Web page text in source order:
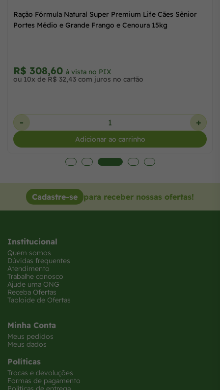
-
Cadastre-se para receber nossas ofertas!
Institucional
Quem somos
Dúvidas frequentes
Atendimento
Trabalhe conosco
Ajude uma ONG
Receba Ofertas
Tabloide de Ofertas
Minha Conta
Meus pedidos
Meus dados
Políticas
Trocas e devoluções
Formas de pagamento